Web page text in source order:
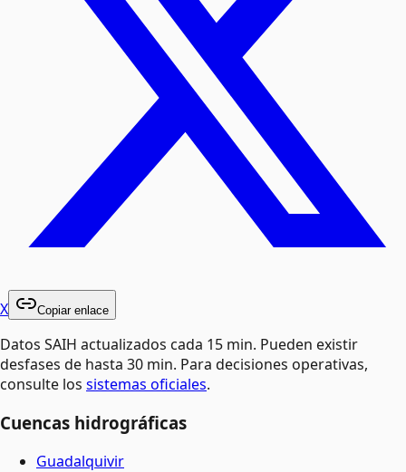
X Copiar enlace
Datos SAIH actualizados cada 15 min. Pueden existir
desfases de hasta 30 min. Para decisiones operativas,
consulte los sistemas oficiales.
Cuencas hidrográficas
Guadalquivir